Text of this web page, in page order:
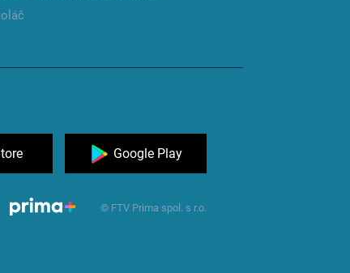
Google Play
© FTV Prima spol. s r.o.